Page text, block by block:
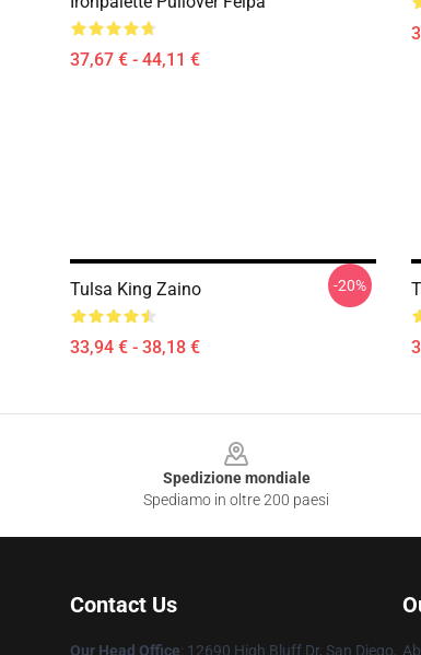
37,67 € - 44,11 €
Tulsa King Zaino
33,94 € - 38,18 €
-20%
Spedizione mondiale
Spediamo in oltre 200 paesi
Contact Us
Our Head Office: 12690 High Bluff Dr, San Diego,